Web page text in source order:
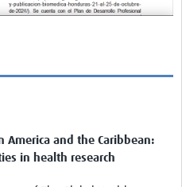
America and the Caribbean:
in health research